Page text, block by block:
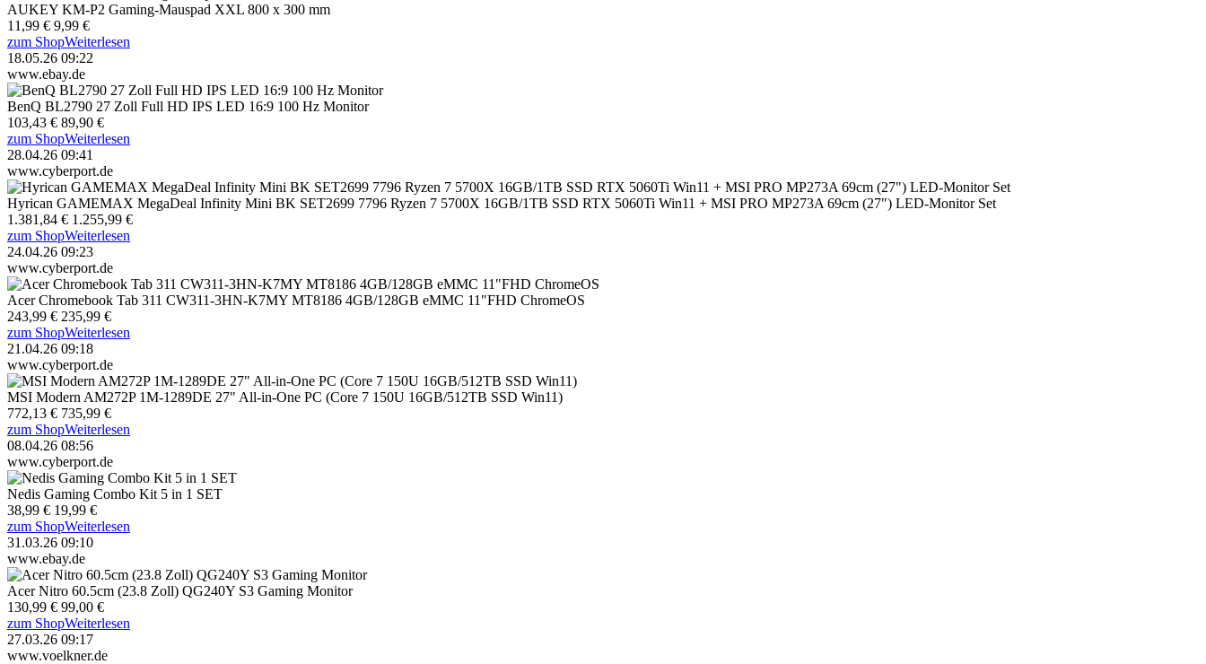
AUKEY KM-P2 Gaming-Mauspad XXL 800 x 300 mm
11,99 € 9,99 €
zum ShopWeiterlesen
18.05.26 09:22
www.ebay.de
BenQ BL2790 27 Zoll Full HD IPS LED 16:9 100 Hz Monitor
103,43 € 89,90 €
zum ShopWeiterlesen
28.04.26 09:41
www.cyberport.de
Hyrican GAMEMAX MegaDeal Infinity Mini BK SET2699 7796 Ryzen 7 5700X 16GB/1TB SSD RTX 5060Ti Win11 + MSI PRO MP273A 69cm (27") LED-Monitor Set
1.381,84 € 1.255,99 €
zum ShopWeiterlesen
24.04.26 09:23
www.cyberport.de
Acer Chromebook Tab 311 CW311-3HN-K7MY MT8186 4GB/128GB eMMC 11"FHD ChromeOS
243,99 € 235,99 €
zum ShopWeiterlesen
21.04.26 09:18
www.cyberport.de
MSI Modern AM272P 1M-1289DE 27" All-in-One PC (Core 7 150U 16GB/512TB SSD Win11)
772,13 € 735,99 €
zum ShopWeiterlesen
08.04.26 08:56
www.cyberport.de
Nedis Gaming Combo Kit 5 in 1 SET
38,99 € 19,99 €
zum ShopWeiterlesen
31.03.26 09:10
www.ebay.de
Acer Nitro 60.5cm (23.8 Zoll) QG240Y S3 Gaming Monitor
130,99 € 99,00 €
zum ShopWeiterlesen
27.03.26 09:17
www.voelkner.de